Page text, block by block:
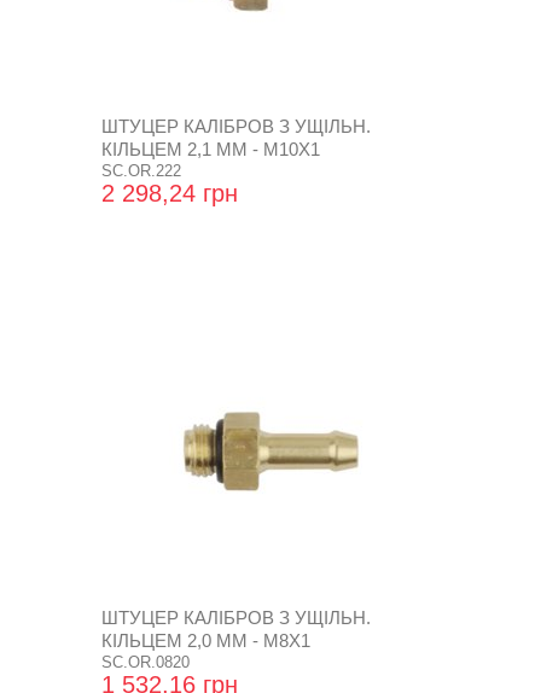
ШТУЦЕР КАЛІБРОВ З УЩІЛЬН.
КІЛЬЦЕМ 2,1 ММ - М10Х1
SC.OR.222
2 298,24 грн
ШТУЦЕР КАЛІБРОВ З УЩІЛЬН.
КІЛЬЦЕМ 2,0 ММ - М8Х1
SC.OR.0820
1 532,16 грн